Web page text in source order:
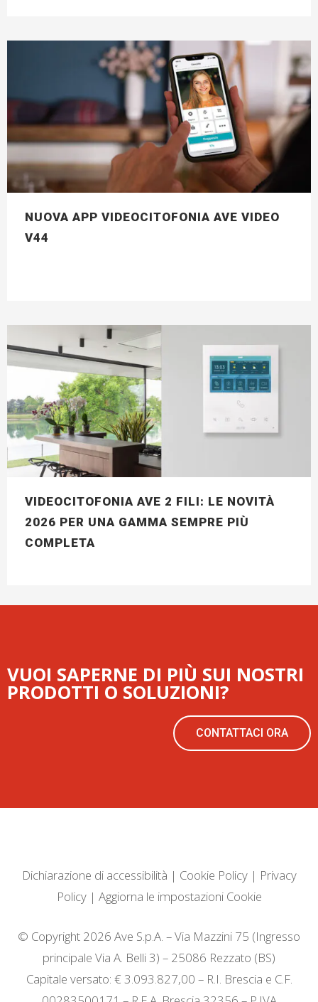
NUOVA APP VIDEOCITOFONIA AVE VIDEO
V44
VIDEOCITOFONIA AVE 2 FILI: LE NOVITÀ
2026 PER UNA GAMMA SEMPRE PIÙ
COMPLETA
VUOI SAPERNE DI PIÙ SUI NOSTRI
PRODOTTI O SOLUZIONI?
CONTATTACI ORA
Dichiarazione di accessibilità | Cookie Policy| Privacy
Policy| Aggiorna le impostazioni Cookie
© Copyright 2026 Ave S.p.A. – Via Mazzini 75 (Ingresso
principale Via A. Belli 3) – 25086 Rezzato (BS)
Capitale versato: € 3.093.827,00 – R.I. Brescia e C.F.